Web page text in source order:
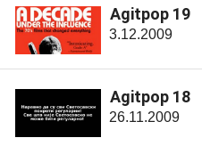
Agitpop 19
3.12.2009
Agitpop 18
26.11.2009